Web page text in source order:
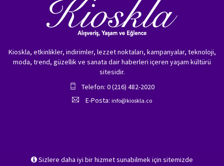
Sizlere daha iyi bir hizmet sunabilmek için sitemizde
Kioskla, etkinlikler, indirimler, lezzet noktaları, kampanyalar, teknoloji,
moda, trend, güzellik ve sanata dair haberleri içeren yaşam kültürü
sitesidir.
Telefon: 0 (216) 482-2020
E-Posta: info@kioskla.co